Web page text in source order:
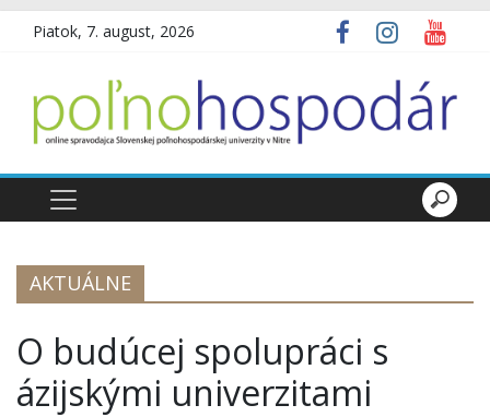
Piatok, 7. august, 2026
AKTUÁLNE
O budúcej spolupráci s
ázijskými univerzitami